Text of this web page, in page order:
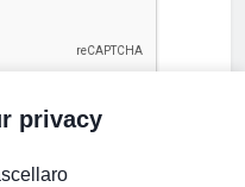
privacy